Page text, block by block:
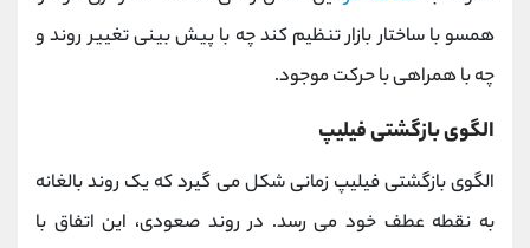
همسو با ساختار بازار تنظیم کند ‌چه با پیش ‌بینی تغییر روند و
چه با همراهی با حرکت موجود.
الگوی بازگشتی فیلیپ
الگوی بازگشتی فیلیپ زمانی شکل می ‌گیرد که یک روند بالغانه
به نقطه عطف خود می ‌رسد. در روند صعودی، این اتفاق با